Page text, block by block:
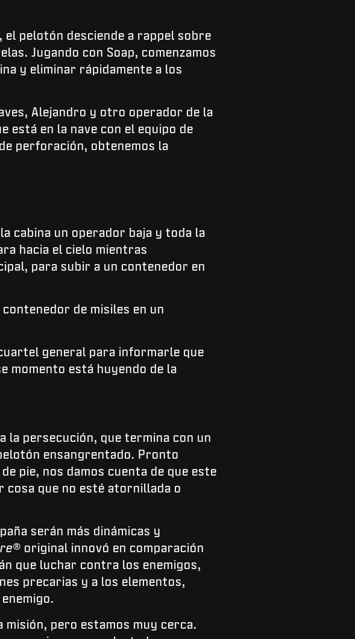
pelotón desciende a rappel sobre
Jugando con Soap, comenzamos
y eliminar rápidamente a los
Alejandro y otro operador de la
está en la nave con el equipo de
perforación, obtenemos la
cabina un operador baja y toda la
hacia el cielo mientras
para subir a un contenedor en
de misiles en un
general para informarle que
momento está huyendo de la
la persecución, que termina con un
ensangrentado. Pronto
pie, nos damos cuenta de que este
que no esté atornillada o
serán más dinámicas y
original innovó en comparación
que luchar contra los enemigos,
precarias y a los elementos,
misión, pero estamos muy cerca.